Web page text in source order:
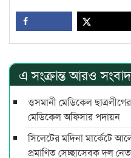
এ সংক্রান্ত আরও সংবাদ
ওসমানী মেডিকেল
মেডিকেল অফিসার পদায়ন
সিলেটের মদিনা মার্কেটে
প্রমাণিত সেচ্ছাসেবক দল